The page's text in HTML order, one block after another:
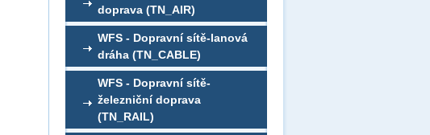
doprava (TN_AIR)
WFS - Dopravní sítě-lanová
dráha (TN_CABLE)
WFS - Dopravní sítě-
železniční doprava
(TN_RAIL)